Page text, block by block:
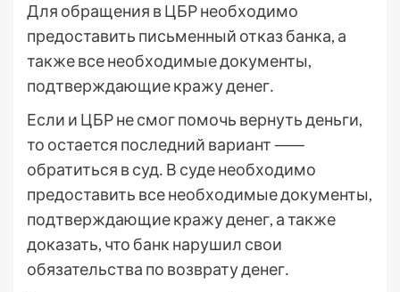
Для обращения в ЦБР необходимо
предоставить письменный отказ банка, а
также все необходимые документы,
подтверждающие кражу денег․
Если и ЦБР не смог помочь вернуть деньги,
то остается последний вариант ⸺
обратиться в суд․ В суде необходимо
предоставить все необходимые документы,
подтверждающие кражу денег, а также
доказать, что банк нарушил свои
обязательства по возврату денег․